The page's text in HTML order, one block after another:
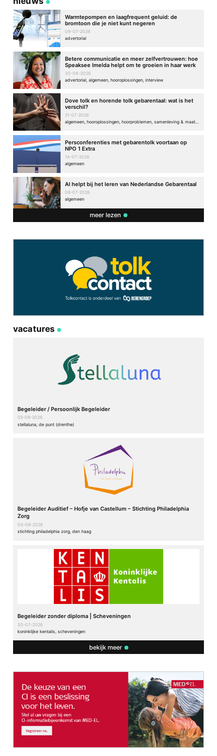
Warmtepompen en laagfrequent geluid: de
bromtoon die je niet kunt negeren
09-07-2026
advertorial
Betere communicatie en meer zelfvertrouwen: hoe
Speaksee Imelda helpt om te groeien in haar werk
30-06-2026
advertorial, algemeen, hooroplossingen, interview
Dove tolk en horende tolk gebarentaal: wat is het
verschil?
21-07-2026
Persconferenties met gebarentolk voortaan op
NPO 1 Extra
14-07-2026
algemeen
AI helpt bij het leren van Nederlandse Gebarentaal
08-07-2026
algemeen
meer lezen
vacatures
Begeleider / Persoonlijk Begeleider
05-08-2026
stellaluna, de punt (drenthe)
Begeleider Auditief – Hofje van Castellum – Stichting Philadelphia
Zorg
04-08-2026
stichting philadelphia zorg, den haag
Begeleider zonder diploma | Scheveningen
30-07-2026
koninklijke kentalis, scheveningen
bekijk meer